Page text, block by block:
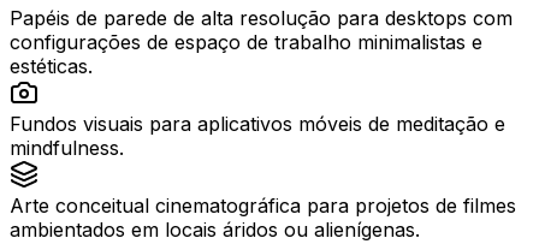
Papéis de parede de alta resolução para desktops com
configurações de espaço de trabalho minimalistas e
estéticas.
Fundos visuais para aplicativos móveis de meditação e
mindfulness.
Arte conceitual cinematográfica para projetos de filmes
ambientados em locais áridos ou alienígenas.